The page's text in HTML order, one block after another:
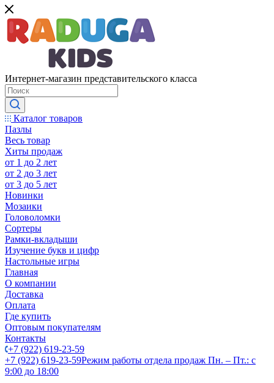
Интернет-магазин представительского класса
Каталог товаров
Пазлы
Весь товар
Хиты продаж
от 1 до 2 лет
от 2 до 3 лет
от 3 до 5 лет
Новинки
Мозаики
Головоломки
Сортеры
Рамки-вкладыши
Изучение букв и цифр
Настольные игры
Главная
О компании
Доставка
Оплата
Где купить
Оптовым покупателям
Контакты
+7 (922) 619-23-59
+7 (922) 619-23-59Режим работы отдела продаж Пн. – Пт.: с
9:00 до 18:00